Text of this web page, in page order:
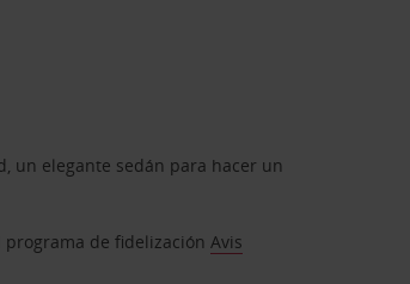
un elegante sedán para hacer un
programa de fidelizaciónAvis